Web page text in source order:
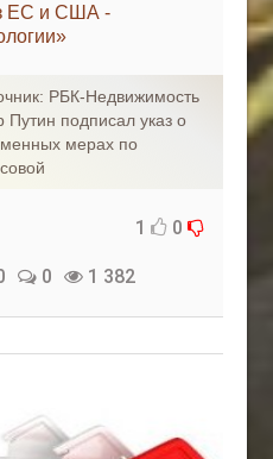
ЕС и США -
РБК-Недвижимость
подписал указ о
мерах по
1 0
0 1 382